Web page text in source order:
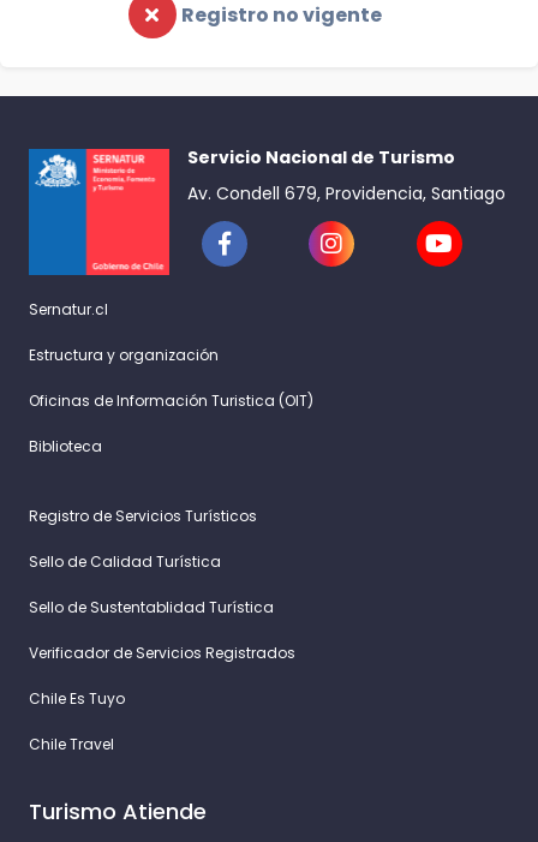
Registro no vigente
Servicio Nacional de Turismo
Av. Condell 679, Providencia, Santiago
Sernatur.cl
Estructura y organización
Oficinas de Información Turistica (OIT)
Biblioteca
Registro de Servicios Turísticos
Sello de Calidad Turística
Sello de Sustentablidad Turística
Verificador de Servicios Registrados
Chile Es Tuyo
Chile Travel
Turismo Atiende